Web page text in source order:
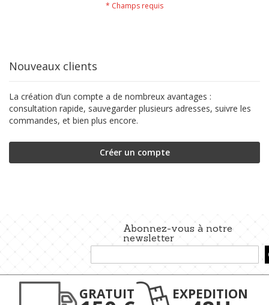
Nouveaux clients
La création d’un compte a de nombreux avantages :
consultation rapide, sauvegarder plusieurs adresses, suivre les
commandes, et bien plus encore.
Créer un compte
Abonnez-vous à notre
newsletter
à
notre
d’information
GRATUIT EXPEDITION